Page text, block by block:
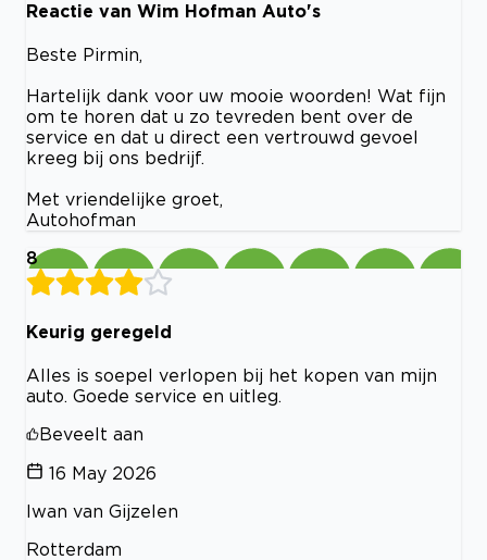
Reactie van Wim Hofman Auto's
Beste Pirmin,
Hartelijk dank voor uw mooie woorden! Wat fijn
om te horen dat u zo tevreden bent over de
service en dat u direct een vertrouwd gevoel
kreeg bij ons bedrijf.
Met vriendelijke groet,
Autohofman
8
Keurig geregeld
Alles is soepel verlopen bij het kopen van mijn
auto. Goede service en uitleg.
Beveelt aan
16 May 2026
Iwan van Gijzelen
Rotterdam